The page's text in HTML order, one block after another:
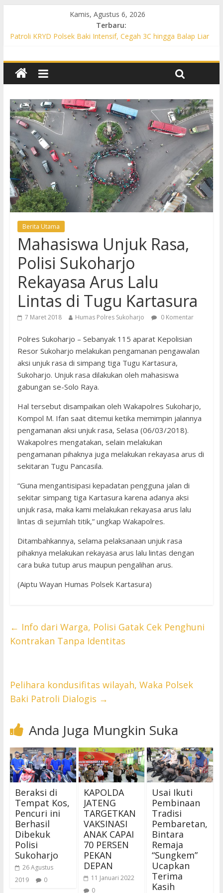
Kamis, Agustus 6, 2026
Terbaru:
Patroli KRYD Polsek Baki Intensif, Cegah 3C hingga Balap Liar
Permukiman, Warga Diajak Aktif Jaga Kamtibmas
Patroli Cegah Karhutla, Polsek Weru Sisir Lahan Kering dan
Patroli Blue Light KRYD Polsek Bendosari Sasar Objek Vital,
Polisi Ajak Warga Waspada dan Cegah Karhutla
Patroli Blue Light KRYD Polsek Kartasura Sasar Titik Rawan,
Cegah Kejahatan 3C
Berita Utama
Mahasiswa Unjuk Rasa,
Polisi Sukoharjo
Rekayasa Arus Lalu
Lintas di Tugu Kartasura
7 Maret 2018 Humas Polres Sukoharjo 0 Komentar
Polres Sukoharjo – Sebanyak 115 aparat Kepolisian
Resor Sukoharjo melakukan pengamanan pengawalan
aksi unjuk rasa di simpang tiga Tugu Kartasura,
Sukoharjo. Unjuk rasa dilakukan oleh mahasiswa
gabungan se-Solo Raya.
Hal tersebut disampaikan oleh Wakapolres Sukoharjo,
Kompol M. Ifan saat ditemui ketika memimpin jalannya
pengamanan aksi unjuk rasa, Selasa (06/03/2018).
Wakapolres mengatakan, selain melakukan
pengamanan pihaknya juga melakukan rekayasa arus di
sekitaran Tugu Pancasila.
“Guna mengantisipasi kepadatan pengguna jalan di
sekitar simpang tiga Kartasura karena adanya aksi
unjuk rasa, maka kami melakukan rekayasa arus lalu
lintas di sejumlah titik,” ungkap Wakapolres.
Ditambahkannya, selama pelaksanaan unjuk rasa
pihaknya melakukan rekayasa arus lalu lintas dengan
cara buka tutup arus maupun pengalihan arus.
(Aiptu Wayan Humas Polsek Kartasura)
← Info dari Warga, Polisi Gatak Cek Penghuni
Kontrakan Tanpa Identitas
Pelihara kondusifitas wilayah, Waka Polsek
Baki Patroli Dialogis →
Anda Juga Mungkin Suka
Beraksi di
Tempat Kos,
Pencuri ini
Berhasil
Dibekuk
Polisi
Sukoharjo
26 Agustus
2019
0
KAPOLDA
JATENG
TARGETKAN
VAKSINASI
ANAK CAPAI
70 PERSEN
PEKAN
DEPAN
11 Januari 2022
0
Usai Ikuti
Pembinaan
Tradisi
Pembaretan,
Bintara
Remaja
“Sungkem”
Ucapkan
Terima
Kasih